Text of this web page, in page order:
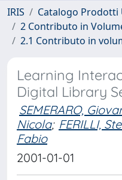
IRIS
Catalogo Prodotti
2 Contributo in
2.1 Contributo in
Learning
Digital Library
SEMERARO,
Nicola; FERILLI,
Fabio
2001-01-01